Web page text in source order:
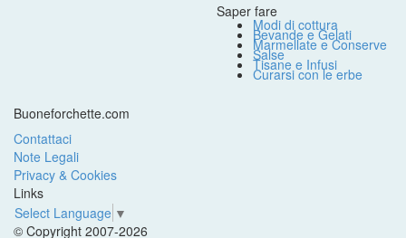
Saper fare
Modi di cottura
Bevande e Gelati
Marmellate e Conserve
Salse
Tisane e Infusi
Curarsi con le erbe
Buoneforchette.com
Contattaci
Note Legali
Privacy & Cookies
Links
Select Language ▼
© Copyright 2007-2026